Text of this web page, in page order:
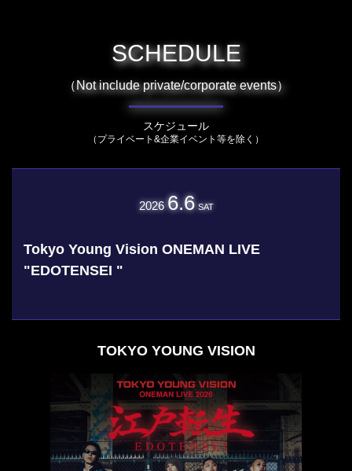
SCHEDULE
（Not include private/corporate events）
スケジュール
（プライベート&企業イベント等を除く）
2026 6.6 SAT
Tokyo Young Vision ONEMAN LIVE
"EDOTENSEI "
TOKYO YOUNG VISION